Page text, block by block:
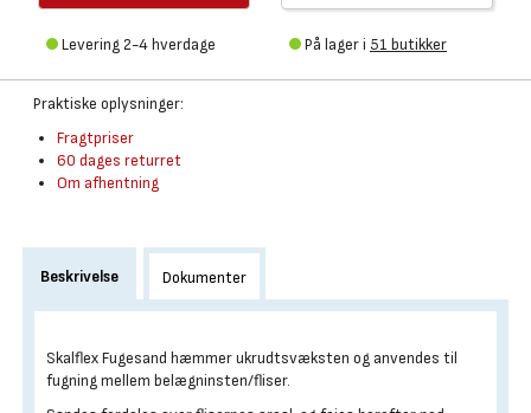
Levering 2-4 hverdage På lager i 51 butikker
Praktiske oplysninger:
Fragtpriser
60 dages returret
Om afhentning
Beskrivelse Dokumenter
Skalflex Fugesand hæmmer ukrudtsvæksten og anvendes til
fugning mellem belægninsten/fliser.